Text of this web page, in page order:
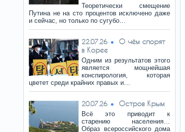
Теоретически смещение
Путина не на сто процентов исключено даже
и сейчас, но только по сугубо…
22.07.26
О чём спорят
в Корее
Одним из результатов этого
является мощнейшая
конспирология, которая
цветет среди крайних правых и…
20.07.26 Остров Крым
Всё это приводит к
старению населения…
Образ всероссийского дома